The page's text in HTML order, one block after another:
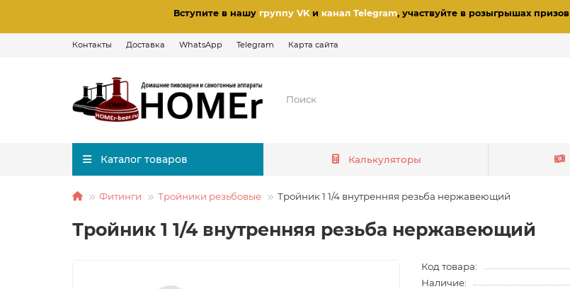
Вступите в нашу группу VKи канал Telegram, участвуйте в розыгрышах призов
Контакты Доставка WhatsApp Telegram Карта сайта
Каталог товаров Калькуляторы
Фитинги Тройники резьбовые Тройник 1 1/4 внутренняя резьба нержавеющий
Тройник 1 1/4 внутренняя резьба нержавеющий
Код товара:
Наличие: